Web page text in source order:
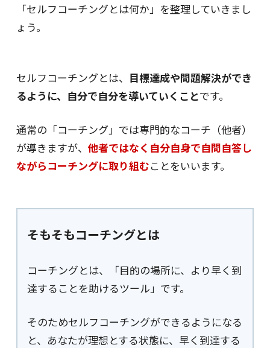
「セルフコーチングとは何か」を整理していきまし
ょう。
セルフコーチングとは、 目標達成や問題解決ができ
るように、自分で自分を導いていくことです。
通常の「コーチング」では専門的なコーチ（他者）
が導きますが、 他者ではなく自分自身で自問自答し
ながらコーチングに取り組むことをいいます。
そもそもコーチングとは
コーチングとは、「目的の場所に、より早く到
達することを助けるツール」です。
そのためセルフコーチングができるようになる
と、あなたが理想とする状態に、早く到達する